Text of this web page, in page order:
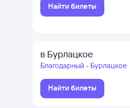
Найти билеты
в Бурлацкое
Благодарный - Бурлацкое
Найти билеты